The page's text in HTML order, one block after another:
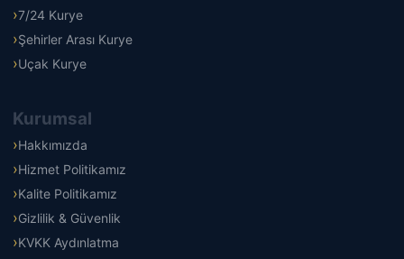
7/24 Kurye
Şehirler Arası Kurye
Uçak Kurye
Kurumsal
Hakkımızda
Hizmet Politikamız
Kalite Politikamız
Gizlilik & Güvenlik
KVKK Aydınlatma